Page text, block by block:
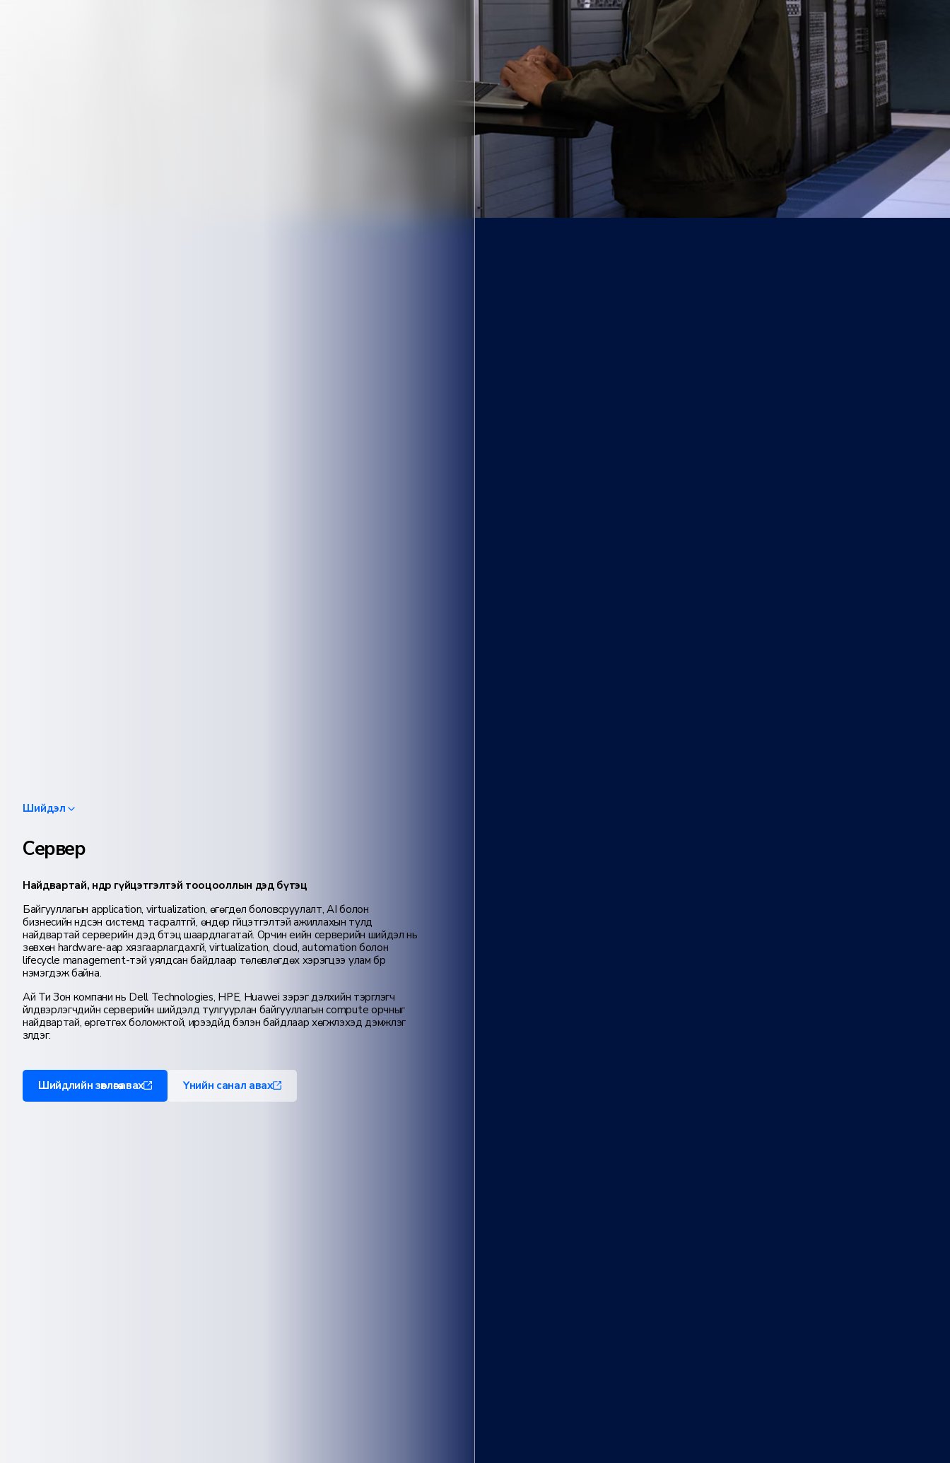
Шийдэл
Сервер
Найдвартай, өндөр гүйцэтгэлтэй тооцооллын дэд бүтэц
Байгууллагын application, virtualization, өгөгдөл боловсруулалт, AI болон
бизнесийн үндсэн системүүд тасралтгүй, өндөр гүйцэтгэлтэй ажиллахын тулд
найдвартай серверийн дэд бүтэц шаардлагатай. Орчин үеийн серверийн шийдэл нь
зөвхөн hardware-аар хязгаарлагдахгүй, virtualization, cloud, automation болон
lifecycle management-тэй уялдсан байдлаар төлөвлөгдөх хэрэгцээ улам бүр
нэмэгдэж байна.
Ай Ти Зон компани нь Dell Technologies, HPE, Huawei зэрэг дэлхийн тэргүүлэгч
үйлдвэрлэгчдийн серверийн шийдэлд тулгуурлан байгууллагын compute орчныг
найдвартай, өргөтгөх боломжтой, ирээдүйд бэлэн байдлаар хөгжүүлэхэд дэмжлэг
үзүүлдэг.
Шийдлийн зөвлөгөө авах Үнийн санал авах